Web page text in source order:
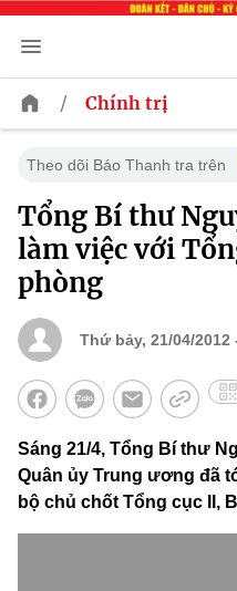
/ Chính trị
Theo dõi Báo Thanh tra trên
Tổng Bí thư
làm việc với
phòng
Thứ bảy, 21/04/2012
Sáng 21/4, Tổng Bí thư
Quân ủy Trung ương đã
bộ chủ chốt Tổng cục II,